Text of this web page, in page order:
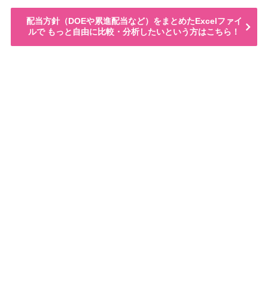
配当方針（DOEや累進配当など）をまとめたExcelファイ
ルで もっと自由に比較・分析したいという方はこちら！